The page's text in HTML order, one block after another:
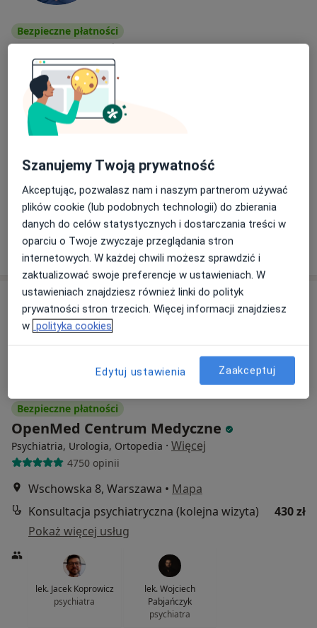
Bezpieczne płatności
lek. Krzysztof Żochowski
W trakcie specjalizacji (Psychiatra)
82 opinie
Adres Online 1
Jana Kazimierza 57a, Warszawa Mapa
Mami Clinic
Konsultacja psychiatryczna
od 350 zł
Poproś o wizytę
Bezpieczne płatności
OpenMed Centrum Medyczne
Psychiatria, Urologia, Ortopedia · Więcej
4750 opinii
Wschowska 8, Warszawa • Mapa
Konsultacja psychiatryczna (kolejna wizyta)
430 zł
Pokaż więcej usług
lek. Jacek Koprowicz
psychiatra
lek. Wojciech
Pabjańczyk
psychiatra
Szanujemy Twoją prywatność
Akceptując, pozwalasz nam i naszym partnerom używać
plików cookie (lub podobnych technologii) do zbierania
danych do celów statystycznych i dostarczania treści w
oparciu o Twoje zwyczaje przeglądania stron
internetowych. W każdej chwili możesz sprawdzić i
zaktualizować swoje preferencje w ustawieniach. W
ustawieniach znajdziesz również linki do polityk
prywatności stron trzecich. Więcej informacji znajdziesz
w polityka cookies
Edytuj ustawienia Zaakceptuj